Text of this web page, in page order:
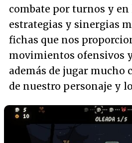
combate por turnos y en
estrategias y sinergias
fichas que nos
movimientos ofensivos
además de jugar mucho
de nuestro personaje y